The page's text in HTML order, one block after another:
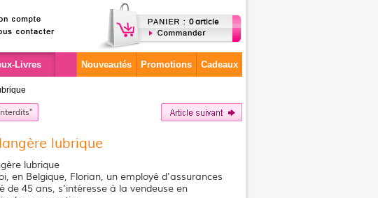
0 article
Livres Nouveautés Promotions Cadeaux
lubrique
lubrique
en Belgique, Florian, un employé d'assurances
de 45 ans, s'intéresse à la vendeuse en